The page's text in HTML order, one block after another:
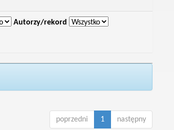
Autorzy/rekord
poprzedni 1 następny